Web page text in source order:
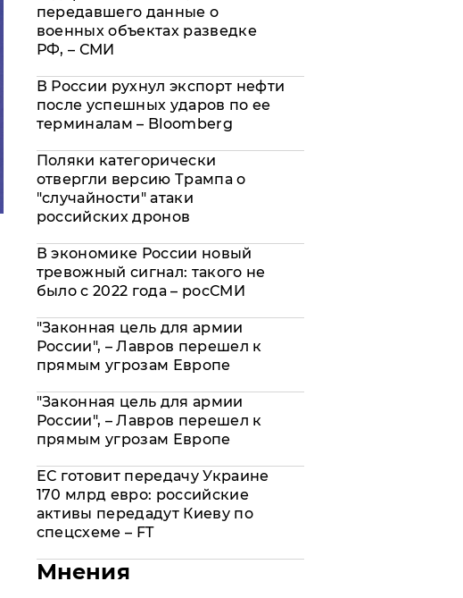
передавшего данные о
военных объектах разведке
РФ, – СМИ
В России рухнул экспорт нефти
после успешных ударов по ее
терминалам – Bloomberg
Поляки категорически
отвергли версию Трампа о
"случайности" атаки
российских дронов
В экономике России новый
тревожный сигнал: такого не
было с 2022 года – росСМИ
"Законная цель для армии
России", – Лавров перешел к
прямым угрозам Европе
"Законная цель для армии
России", – Лавров перешел к
прямым угрозам Европе
ЕС готовит передачу Украине
170 млрд евро: российские
активы передадут Киеву по
спецсхеме – FT
Мнения